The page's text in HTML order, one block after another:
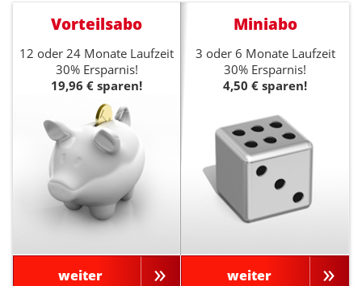
Vorteilsabo
12 oder 24 Monate Laufzeit
30% Ersparnis!
19,96 € sparen!
weiter
Miniabo
3 oder 6 Monate Laufzeit
30% Ersparnis!
4,50 € sparen!
weiter